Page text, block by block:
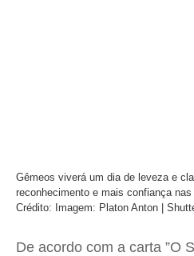
Gêmeos viverá um dia de leveza e
reconhecimento e mais confiança
Crédito: Imagem: Platon Anton |
De acordo com a carta ”O